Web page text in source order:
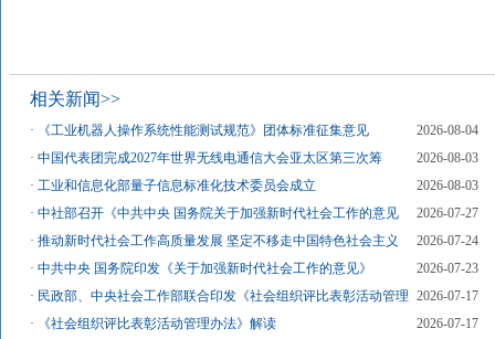
相关新闻>>
· 《工业机器人操作系统性能测试规范》团体标准征集意见
2026-08-04
·中国代表团完成2027年世界无线电通信大会亚太区第三次筹
2026-08-03
·工业和信息化部量子信息标准化技术委员会成立
2026-08-03
·中社部召开《中共中央 国务院关于加强新时代社会工作的意见
2026-07-27
·推动新时代社会工作高质量发展 坚定不移走中国特色社会主义
2026-07-24
·中共中央 国务院印发《关于加强新时代社会工作的意见》
2026-07-23
· 民政部、中央社会工作部联合印发《社会组织评比表彰活动管理
2026-07-17
·
《社会组织评比表彰活动管理办法》解读
2026-07-17